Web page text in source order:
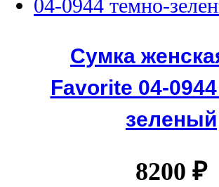
Сумка
Favorite 04-
зеленый
8200 ₽